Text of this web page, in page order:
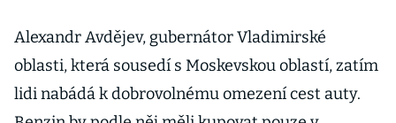
se ještě letos
může dostat
vymodlený
Alexandr Avdějev, gubernátor Vladimirské
oblasti, která sousedí s Moskevskou oblastí, zatím
lidi nabádá k dobrovolnému omezení cest auty.